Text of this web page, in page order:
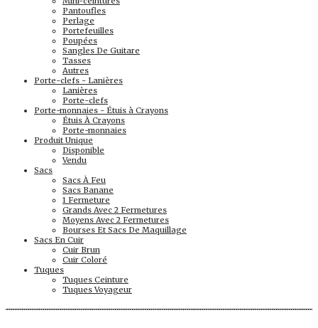
Pantoufles
Perlage
Portefeuilles
Poupées
Sangles De Guitare
Tasses
Autres
Porte-clefs - Lanières
Lanières
Porte-clefs
Porte-monnaies - Étuis à Crayons
Étuis À Crayons
Porte-monnaies
Produit Unique
Disponible
Vendu
Sacs
Sacs À Feu
Sacs Banane
1 Fermeture
Grands Avec 2 Fermetures
Moyens Avec 2 Fermetures
Bourses Et Sacs De Maquillage
Sacs En Cuir
Cuir Brun
Cuir Coloré
Tuques
Tuques Ceinture
Tuques Voyageur